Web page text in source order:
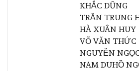
KHẮC DŨNG
TRẦN TRUNG
HÀ XUÂN HUY
VÕ VĂN THỨC
NGUYỄN
NAM DUHỒ